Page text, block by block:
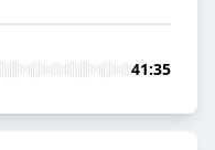
41:35